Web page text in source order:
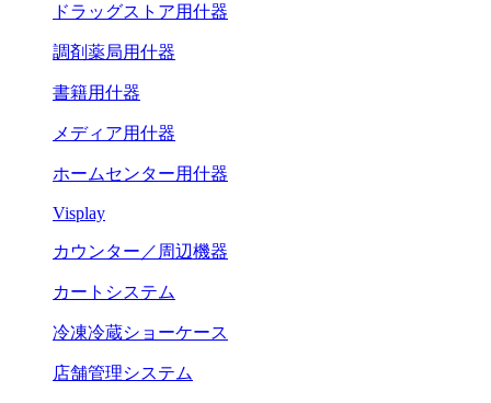
ドラッグストア用什器
調剤薬局用什器
書籍用什器
メディア用什器
ホームセンター用什器
Visplay
カウンター／周辺機器
カートシステム
冷凍冷蔵ショーケース
店舗管理システム